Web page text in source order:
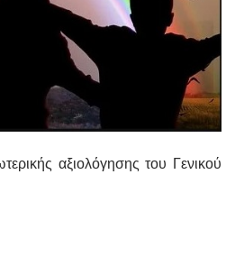
αξιολόγησης του Γενικού